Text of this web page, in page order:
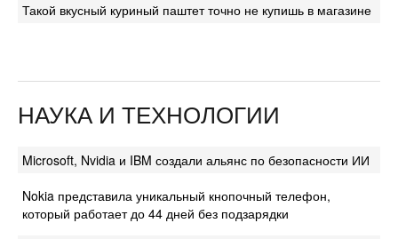
Такой вкусный куриный паштет точно не купишь в магазине
НАУКА И ТЕХНОЛОГИИ
Microsoft, Nvidia и IBM создали альянс по безопасности ИИ
Nokia представила уникальный кнопочный телефон,
который работает до 44 дней без подзарядки